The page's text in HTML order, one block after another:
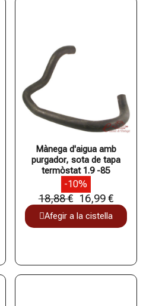
Mànega d'aigua amb
purgador, sota de tapa
termòstat 1.9 -85
-10%
18,88 € 16,99 €
Afegir a la cistella